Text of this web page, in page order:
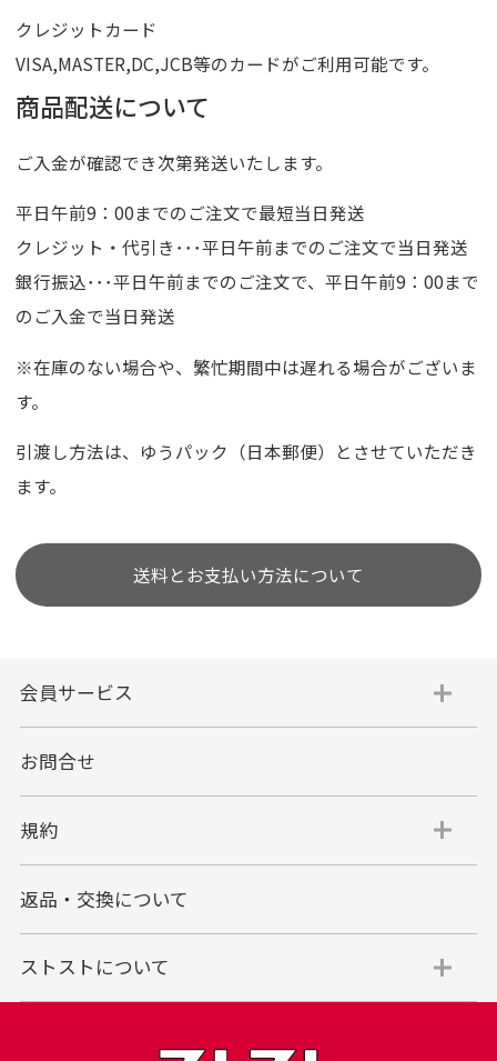
クレジットカード
VISA,MASTER,DC,JCB等のカードがご利用可能です。
商品配送について
ご入金が確認でき次第発送いたします。
平日午前9：00までのご注文で最短当日発送
クレジット・代引き･･･平日午前までのご注文で当日発送
銀行振込･･･平日午前までのご注文で、平日午前9：00まで
のご入金で当日発送
※在庫のない場合や、繁忙期間中は遅れる場合がございま
す。
引渡し方法は、ゆうパック（日本郵便）とさせていただき
ます。
送料とお支払い方法について
会員サービス
お問合せ
規約
返品・交換について
ストストについて